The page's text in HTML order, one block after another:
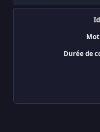
Mot
Durée de